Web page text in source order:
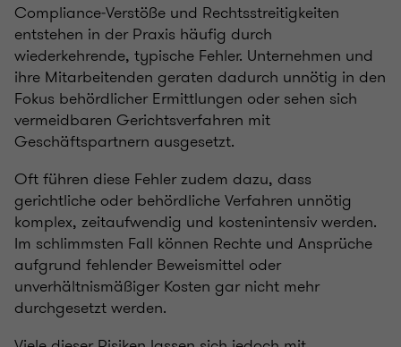
Compliance‑Verstöße und Rechtsstreitigkeiten
entstehen in der Praxis häufig durch
wiederkehrende, typische Fehler. Unternehmen und
ihre Mitarbeitenden geraten dadurch unnötig in den
Fokus behördlicher Ermittlungen oder sehen sich
vermeidbaren Gerichtsverfahren mit
Geschäftspartnern ausgesetzt.
Oft führen diese Fehler zudem dazu, dass
gerichtliche oder behördliche Verfahren unnötig
komplex, zeitaufwendig und kostenintensiv werden.
Im schlimmsten Fall können Rechte und Ansprüche
aufgrund fehlender Beweismittel oder
unverhältnismäßiger Kosten gar nicht mehr
durchgesetzt werden.